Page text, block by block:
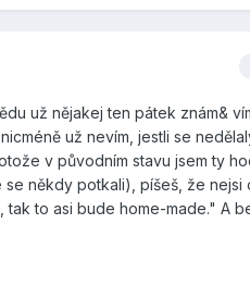
už nějakej ten pátek znám&
už nevím, jestli se
v původním stavu jsem ty
někdy potkali), píšeš, že
to asi bude home-made." A